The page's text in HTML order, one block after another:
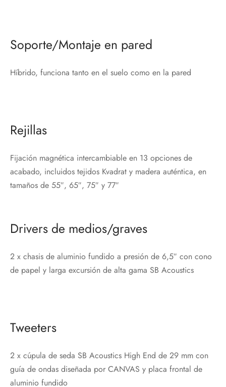
Soporte/Montaje en pared
Híbrido, funciona tanto en el suelo como en la pared
Rejillas
Fijación magnética intercambiable en 13 opciones de
acabado, incluidos tejidos Kvadrat y madera auténtica, en
tamaños de 55″, 65″, 75″ y 77″
Drivers de medios/graves
2 x chasis de aluminio fundido a presión de 6,5″ con cono
de papel y larga excursión de alta gama SB Acoustics
Tweeters
2 x cúpula de seda SB Acoustics High End de 29 mm con
guía de ondas diseñada por CANVAS y placa frontal de
aluminio fundido